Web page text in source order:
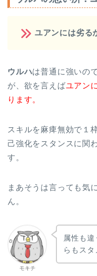
ユアンには劣る
ウルハは普通に強いの
が、欲を言えばユアン
ります。
スキルを麻痺無効で１
己強化をスタンスに関
す。
まあそうは言っても気
ん。
モキチ
属性も
らもスタ